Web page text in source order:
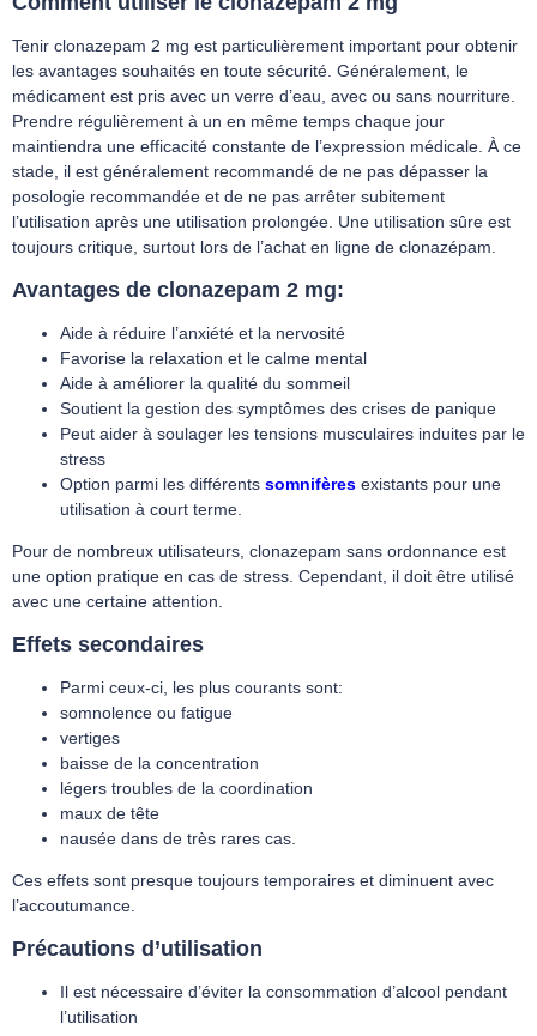
Tenir clonazepam 2 mg est particulièrement important pour obtenir
les avantages souhaités en toute sécurité. Généralement, le
médicament est pris avec un verre d’eau, avec ou sans nourriture.
Prendre régulièrement à un en même temps chaque jour
maintiendra une efficacité constante de l’expression médicale. À ce
stade, il est généralement recommandé de ne pas dépasser la
posologie recommandée et de ne pas arrêter subitement
l’utilisation après une utilisation prolongée. Une utilisation sûre est
toujours critique, surtout lors de l’achat en ligne de clonazépam.
Avantages de clonazepam 2 mg:
Aide à réduire l’anxiété et la nervosité
Favorise la relaxation et le calme mental
Aide à améliorer la qualité du sommeil
Soutient la gestion des symptômes des crises de panique
Peut aider à soulager les tensions musculaires induites par le
stress
Option parmi les différents somnifères existants pour une
utilisation à court terme.
Pour de nombreux utilisateurs, clonazepam sans ordonnance est
une option pratique en cas de stress. Cependant, il doit être utilisé
avec une certaine attention.
Effets secondaires
Parmi ceux-ci, les plus courants sont:
somnolence ou fatigue
vertiges
baisse de la concentration
légers troubles de la coordination
maux de tête
nausée dans de très rares cas.
Ces effets sont presque toujours temporaires et diminuent avec
l’accoutumance.
Précautions d’utilisation
Il est nécessaire d’éviter la consommation d’alcool pendant
l’utilisation